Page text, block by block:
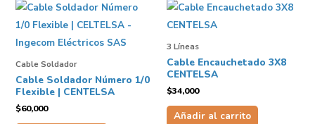
Cable Soldador
Cable Soldador Número 1/0
Flexible | CENTELSA
$60,000
3 Líneas
Cable Encauchetado 3X8
CENTELSA
$34,000
Añadir al carrito